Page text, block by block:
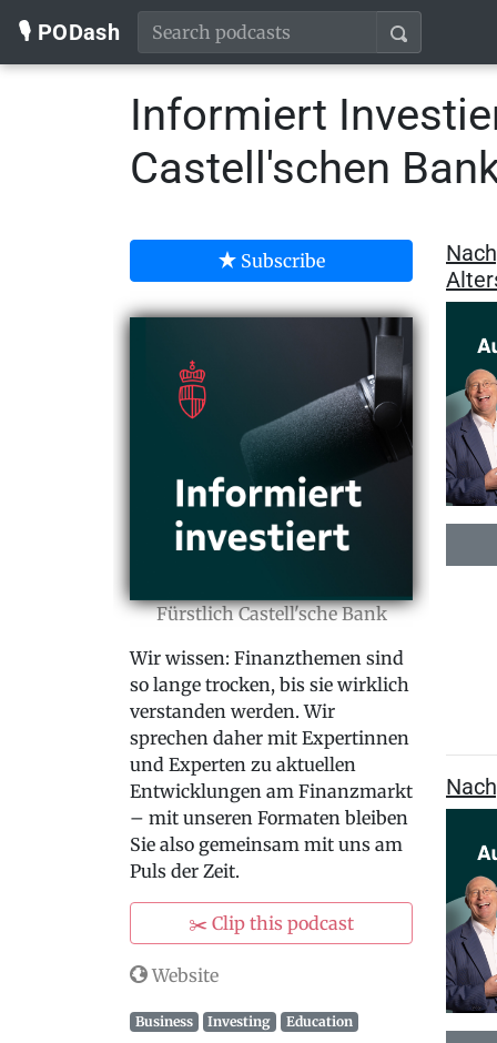
🎙️ PODash
Informiert
Castell'schen
Subscribe
Fürstlich Castell'sche Bank
Wir wissen: Finanzthemen sind
so lange trocken, bis sie wirklich
verstanden werden. Wir
sprechen daher mit Expertinnen
und Experten zu aktuellen
Entwicklungen am Finanzmarkt
– mit unseren Formaten bleiben
Sie also gemeinsam mit uns am
Puls der Zeit.
✂️ Clip this podcast
Website
Business Investing Education